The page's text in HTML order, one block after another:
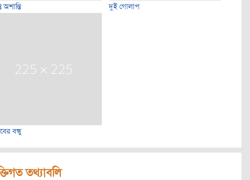
অশান্তি দুই গোলাপ
বন্ধু
তথ্যাবলি